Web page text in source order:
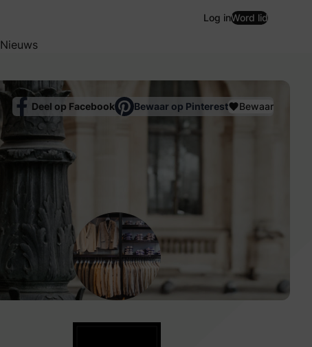
Log inWord lid
Nieuws
Deel op Facebook Bewaar op Pinterest Bewaar